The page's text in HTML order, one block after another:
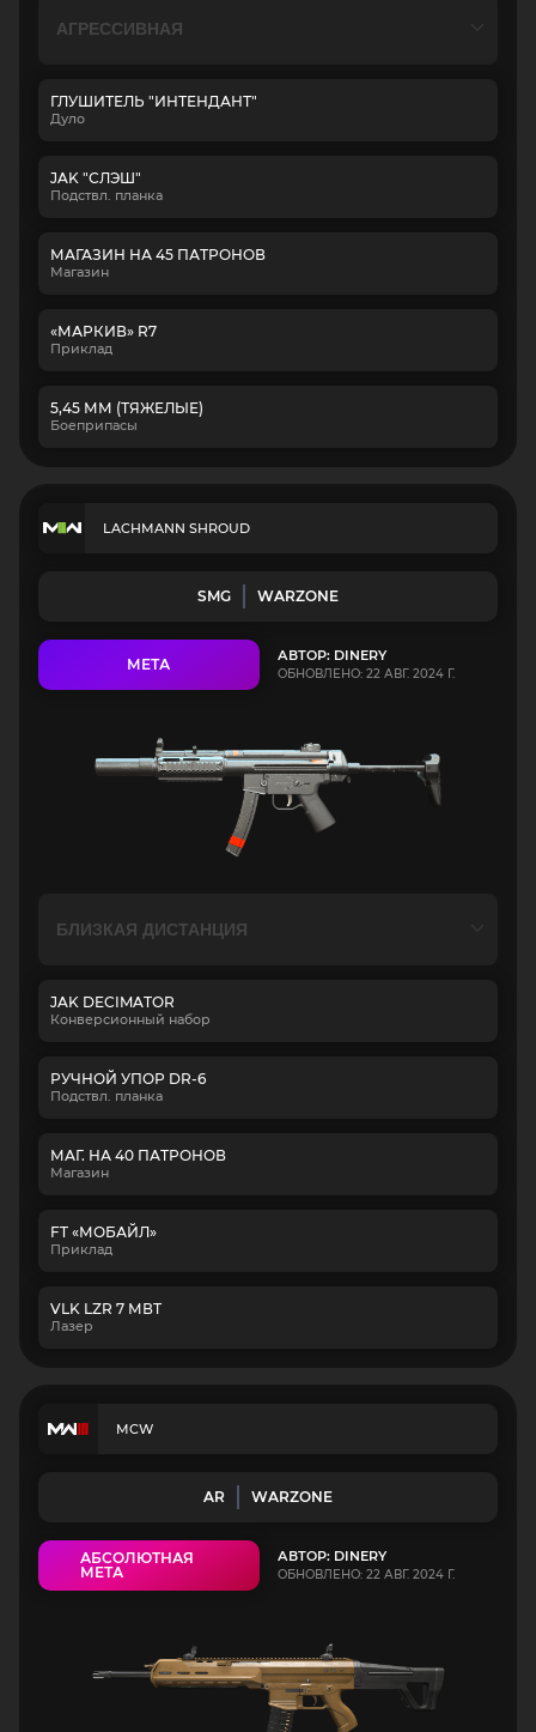
ГЛУШИТЕЛЬ "ИНТЕНДАНТ"
Дуло
JAK "СЛЭШ"
Подствл. планка
МАГАЗИН НА 45 ПАТРОНОВ
Магазин
«МАРКИВ» R7
Приклад
5,45 ММ (ТЯЖЕЛЫЕ)
Боеприпасы
LACHMANN SHROUD
SMG WARZONE
МЕТА АВТОР: DINERY
ОБНОВЛЕНО: 22 АВГ. 2024 Г.
JAK DECIMATOR
Конверсионный набор
РУЧНОЙ УПОР DR-6
Подствл. планка
МАГ. НА 40 ПАТРОНОВ
Магазин
FT «МОБАЙЛ»
Приклад
VLK LZR 7 МВТ
Лазер
MCW
AR WARZONE
АБСОЛЮТНАЯ
МЕТА
АВТОР: DINERY
ОБНОВЛЕНО: 22 АВГ. 2024 Г.